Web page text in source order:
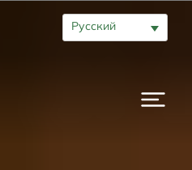
Русский